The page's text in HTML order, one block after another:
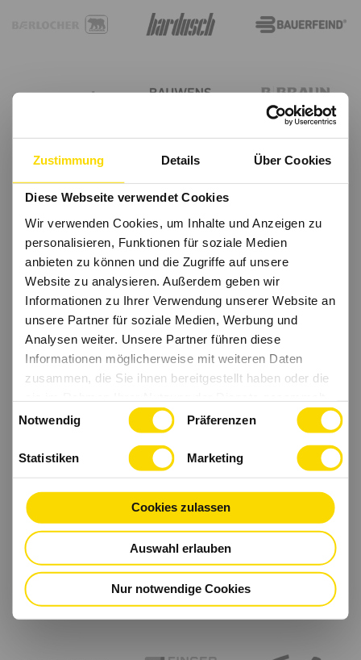
Zustimmung Details Über Cookies
Diese Webseite verwendet Cookies
Wir verwenden Cookies, um Inhalte und Anzeigen zu
personalisieren, Funktionen für soziale Medien
anbieten zu können und die Zugriffe auf unsere
Website zu analysieren. Außerdem geben wir
Informationen zu Ihrer Verwendung unserer Website an
unsere Partner für soziale Medien, Werbung und
Analysen weiter. Unsere Partner führen diese
Informationen möglicherweise mit weiteren Daten
zusammen, die Sie ihnen bereitgestellt haben oder die
haben.
Notwendig Präferenzen
Statistiken Marketing
Cookies zulassen
Auswahl erlauben
Nur notwendige Cookies